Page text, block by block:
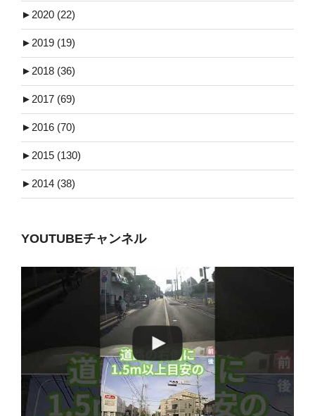
► 2020 (22)
► 2019 (19)
► 2018 (36)
► 2017 (69)
► 2016 (70)
► 2015 (130)
► 2014 (38)
YOUTUBEチャンネル